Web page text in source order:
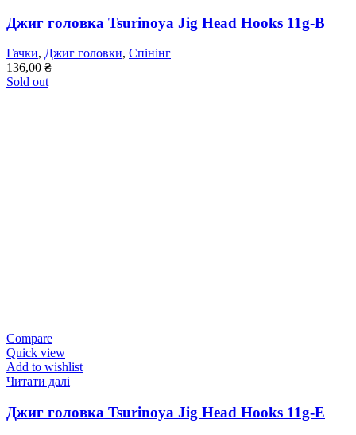
Джиг головка Tsurinoya Jig Head Hooks 11g-B
Гачки, Джиг головки, Спінінг
136,00 ₴
Sold out
Compare
Quick view
Add to wishlist
Читати далі
Джиг головка Tsurinoya Jig Head Hooks 11g-E